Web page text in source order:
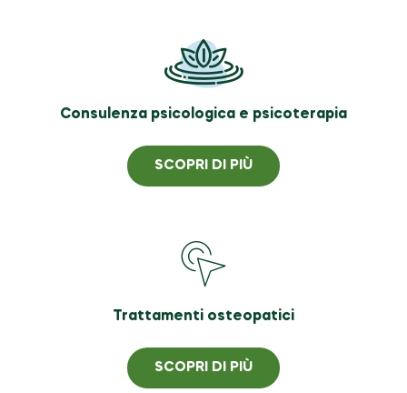
Consulenza psicologica e psicoterapia
SCOPRI DI PIÙ
Trattamenti osteopatici
SCOPRI DI PIÙ